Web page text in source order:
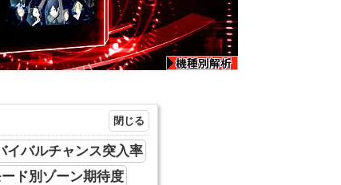
バルチャンス突入率
ド別ゾーン期待度